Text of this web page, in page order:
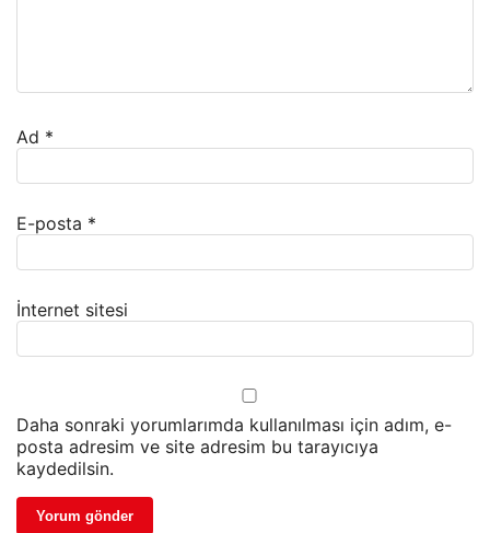
Ad *
E-posta *
İnternet sitesi
Daha sonraki yorumlarımda kullanılması için adım, e-
posta adresim ve site adresim bu tarayıcıya
kaydedilsin.